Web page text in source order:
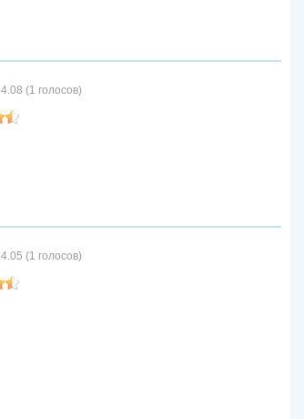
4.08 (1 голосов)
4.05 (1 голосов)